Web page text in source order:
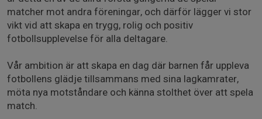
matcher mot andra föreningar, och därför lägger vi stor
vikt vid att skapa en trygg, rolig och positiv
fotbollsupplevelse för alla deltagare.
Vår ambition är att skapa en dag där barnen får uppleva
fotbollens glädje tillsammans med sina lagkamrater,
möta nya motståndare och känna stolthet över att spela
match.